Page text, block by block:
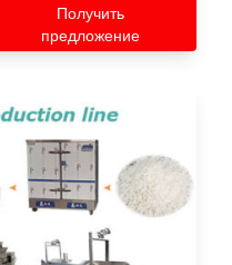
Получить
предложение